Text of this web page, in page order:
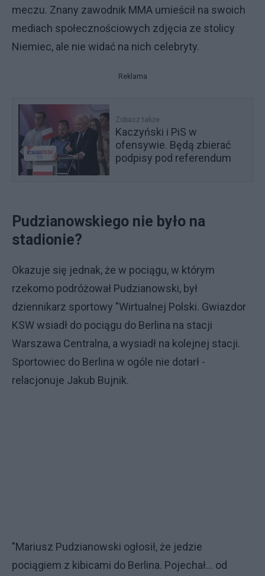
meczu. Znany zawodnik MMA umieścił na swoich
mediach społecznościowych zdjęcia ze stolicy
Niemiec, ale nie widać na nich celebryty.
Reklama
Zobacz także
Kaczyński i PiS w
ofensywie. Będą zbierać
podpisy pod referendum
Pudzianowskiego nie było na
stadionie?
Okazuje się jednak, że w pociągu, w którym
rzekomo podróżował Pudzianowski, był
dziennikarz sportowy "Wirtualnej Polski. Gwiazdor
KSW wsiadł do pociągu do Berlina na stacji
Warszawa Centralna, a wysiadł na kolejnej stacji.
Sportowiec do Berlina w ogóle nie dotarł -
relacjonuje Jakub Bujnik.
"Mariusz Pudzianowski ogłosił, że jedzie
pociągiem z kibicami do Berlina. Pojechał... od